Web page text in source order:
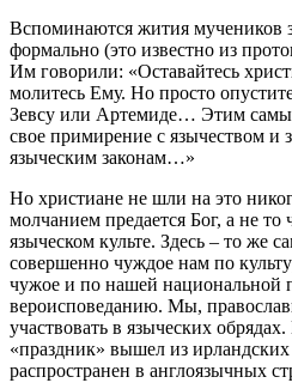
Вспоминаются жития мучеников
формально (это известно из
Им говорили: «Оставайтесь
молитесь Ему. Но просто
Зевсу или Артемиде… Этим
свое примирение с язычеством и
языческим законам…»
Но христиане не шли на это
молчанием предается Бог, а не
языческом культе. Здесь – то же
совершенно чуждое нам по
чужое и по нашей национальной
вероисповеданию. Мы,
участвовать в языческих
«праздник» вышел из ирландских
распространен в англоязычных